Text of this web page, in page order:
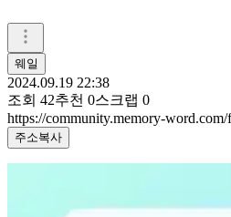
웨일
2024.09.19 22:38
조회 42추천 0스크랩 0
https://community.memory-
주소복사